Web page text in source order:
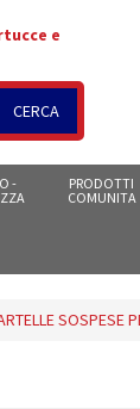
e
CERCA
-
PRODOTTI
COMUNITA
SOSPESE